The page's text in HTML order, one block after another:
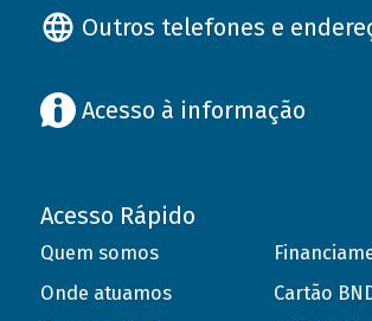
Outros telefones e
Acesso à informação
Acesso Rápido
Quem somos
Onde atuamos
Cartão